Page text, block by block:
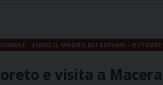
VERSO IL SINODO DEI GIOVANI -
e visita a